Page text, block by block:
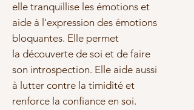
elle tranquillise les émotions et
aide à l'expression des émotions
bloquantes. Elle permet
la découverte de soi et de faire
son introspection. Elle aide aussi
à lutter contre la timidité et
renforce la confiance en soi.